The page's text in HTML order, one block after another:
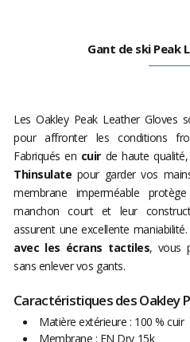
Gant de ski Peak
Les Oakley Peak Leather Gloves
pour affronter les conditions
Fabriqués en cuir de haute
Thinsulate pour garder vos
membrane imperméable
manchon court et leur
assurent une excellente
avec les écrans tactiles, vous
sans enlever vos gants.
Caractéristiques des Oakley
Matière extérieure : 100 % cuir
Membrane : FN Dry 15k